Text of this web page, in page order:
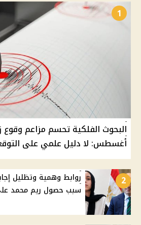
1
أغسطس: لا دليل علمي على
2
روابط وهمية وتظليل
سبب حصول ريم محمد على 4% بالثانوية